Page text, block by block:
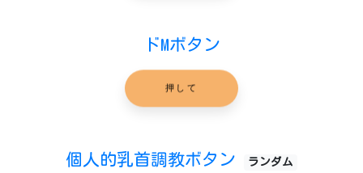
ドMボタン
押して
個人的乳首調教ボタン ランダム